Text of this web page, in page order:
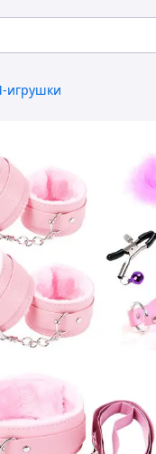
игрушки